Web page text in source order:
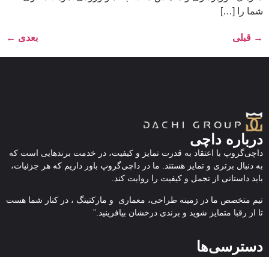
شما را […]
→ قبلی بعدی ←
درباره داچی
داچی‌گروپ با اعتقاد به قدرت تمایز و کیفیت، در خدمت برندهایی است که
به دنبال برتری و تمایز هستند. ما در داچی‌گروپ باور داریم که هر جزئیات،
باید داستانی از تجمل و کیفیت را روایت کند.
تیم متخصص ما در زمینه طراحی، معماری و مارکتینگ ، در کنار شما هست
تا از رقبا متمایز شوید و برندی درخشان بیافرینید.”
دسترسی‌ها